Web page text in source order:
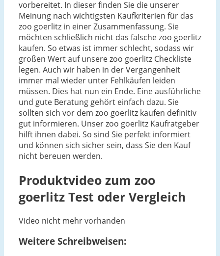
vorbereitet. In dieser finden Sie die unserer
Meinung nach wichtigsten Kaufkriterien für das
zoo goerlitz in einer Zusammenfassung. Sie
möchten schließlich nicht das falsche zoo goerlitz
kaufen. So etwas ist immer schlecht, sodass wir
großen Wert auf unsere zoo goerlitz Checkliste
legen. Auch wir haben in der Vergangenheit
immer mal wieder unter Fehlkäufen leiden
müssen. Dies hat nun ein Ende. Eine ausführliche
und gute Beratung gehört einfach dazu. Sie
sollten sich vor dem zoo goerlitz kaufen definitiv
gut informieren. Unser zoo goerlitz Kaufratgeber
hilft ihnen dabei. So sind Sie perfekt informiert
und können sich sicher sein, dass Sie den Kauf
nicht bereuen werden.
Produktvideo zum zoo
goerlitz Test oder Vergleich
Video nicht mehr vorhanden
Weitere Schreibweisen: